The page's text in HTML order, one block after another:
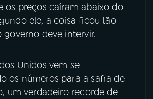
os preços caíram abaixo do
ele, a coisa ficou tão
governo deve intervir.
Unidos vem se
os números para a safra de
um verdadeiro recorde de